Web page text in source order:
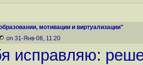
мотивации и виртуализации"
on 31-Янв-08, 11:20
исправляю: